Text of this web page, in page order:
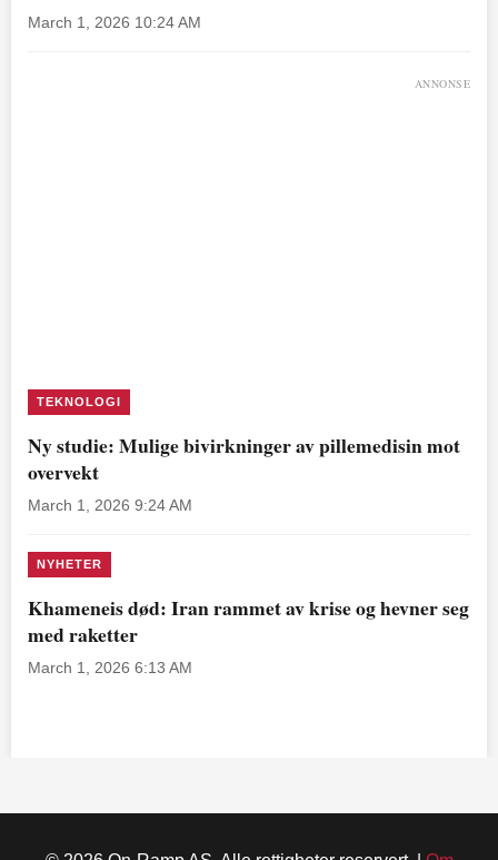
March 1, 2026 10:24 AM
ANNONSE
TEKNOLOGI
Ny studie: Mulige bivirkninger av pillemedisin mot
overvekt
March 1, 2026 9:24 AM
NYHETER
Khameneis død: Iran rammet av krise og hevner seg
med raketter
March 1, 2026 6:13 AM